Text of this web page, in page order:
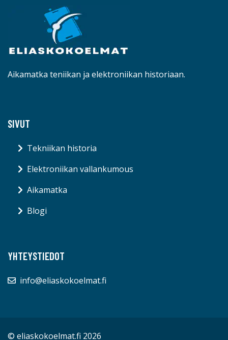
Aikamatka teniikan ja elektroniikan historiaan.
SIVUT
Tekniikan historia
Elektroniikan vallankumous
Aikamatka
Blogi
YHTEYSTIEDOT
info@eliaskokoelmat.fi
© eliaskokoelmat.fi 2026